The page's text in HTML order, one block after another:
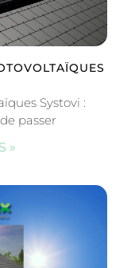
Systovi :
passer
»